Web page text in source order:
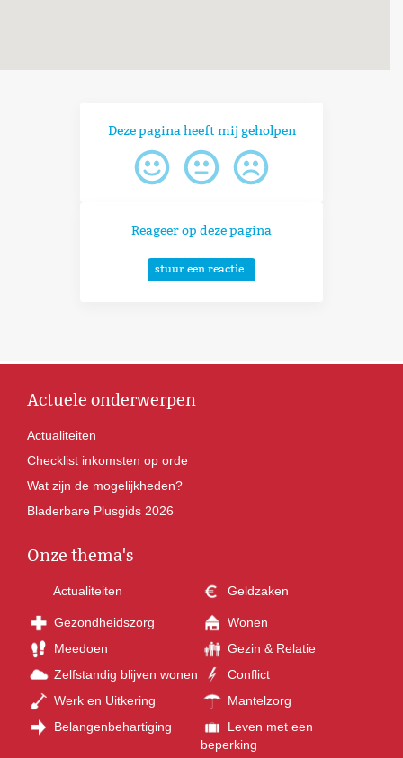
Deze pagina heeft mij geholpen
Reageer op deze pagina
stuur een reactie
Actuele onderwerpen
Actualiteiten
Checklist inkomsten op orde
Wat zijn de mogelijkheden?
Bladerbare Plusgids 2026
Onze thema's
Actualiteiten Geldzaken
Gezondheidszorg
Wonen
Meedoen
Gezin & Relatie
Zelfstandig blijven wonen
Conflict
Werk en Uitkering
Mantelzorg
Belangenbehartiging
Leven met een
beperking